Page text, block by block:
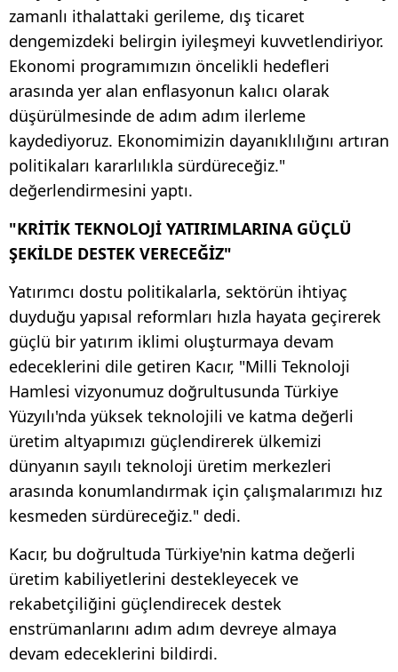
zamanlı ithalattaki gerileme, dış ticaret
dengemizdeki belirgin iyileşmeyi kuvvetlendiriyor.
Ekonomi programımızın öncelikli hedefleri
arasında yer alan enflasyonun kalıcı olarak
düşürülmesinde de adım adım ilerleme
kaydediyoruz. Ekonomimizin dayanıklılığını artıran
politikaları kararlılıkla sürdüreceğiz."
değerlendirmesini yaptı.
"KRİTİK TEKNOLOJİ YATIRIMLARINA GÜÇLÜ
ŞEKİLDE DESTEK VERECEĞİZ"
Yatırımcı dostu politikalarla, sektörün ihtiyaç
duyduğu yapısal reformları hızla hayata geçirerek
güçlü bir yatırım iklimi oluşturmaya devam
edeceklerini dile getiren Kacır, "Milli Teknoloji
Hamlesi vizyonumuz doğrultusunda Türkiye
Yüzyılı'nda yüksek teknolojili ve katma değerli
üretim altyapımızı güçlendirerek ülkemizi
dünyanın sayılı teknoloji üretim merkezleri
arasında konumlandırmak için çalışmalarımızı hız
kesmeden sürdüreceğiz." dedi.
Kacır, bu doğrultuda Türkiye'nin katma değerli
üretim kabiliyetlerini destekleyecek ve
rekabetçiliğini güçlendirecek destek
enstrümanlarını adım adım devreye almaya
devam edeceklerini bildirdi.